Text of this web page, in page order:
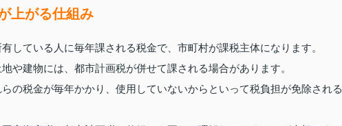
上がる仕組み
している人に毎年課される税金で、市町村が課税主体になります。
や建物には、都市計画税が併せて課される場合があります。
の税金が毎年かかり、使用していないからといって税負担が免除される